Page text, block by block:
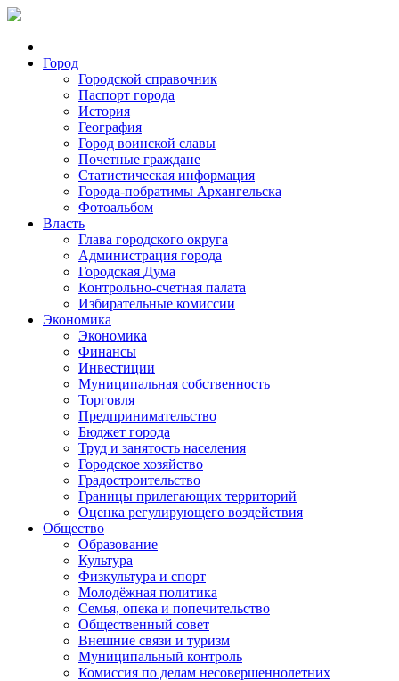
Город
Городской справочник
Паспорт города
История
География
Город воинской славы
Почетные граждане
Статистическая информация
Города-побратимы Архангельска
Фотоальбом
Власть
Глава городского округа
Администрация города
Городская Дума
Контрольно-счетная палата
Избирательные комиссии
Экономика
Экономика
Финансы
Инвестиции
Муниципальная собственность
Торговля
Предпринимательство
Бюджет города
Труд и занятость населения
Городское хозяйство
Градостроительство
Границы прилегающих территорий
Оценка регулирующего воздействия
Общество
Образование
Культура
Физкультура и спорт
Молодёжная политика
Семья, опека и попечительство
Общественный совет
Внешние связи и туризм
Муниципальный контроль
Комиссия по делам несовершеннолетних